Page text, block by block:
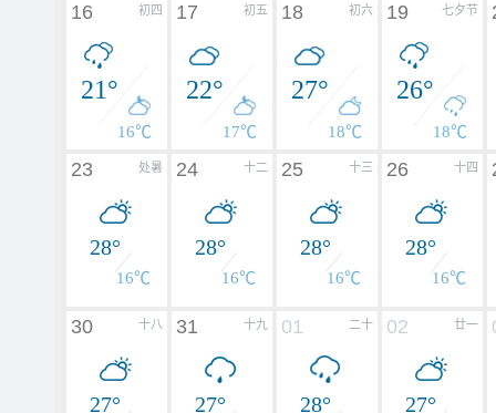
初四
16
21°
16℃
初五
17
22°
17℃
初六
18
27°
18℃
七夕节
19
26°
18℃
处暑
23
28°
16℃
十二
24
28°
16℃
十三
25
28°
16℃
十四
26
28°
16℃
十八
30
27°
十九
31
27°
二十
01
28°
廿一
02
27°